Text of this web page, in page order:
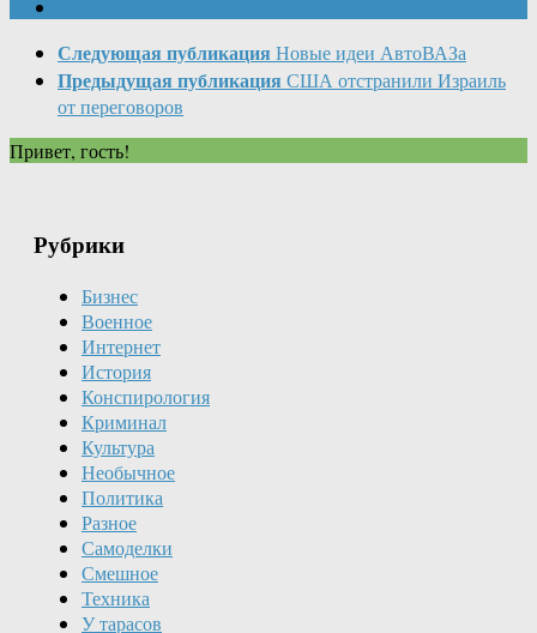
Следующая публикация Новые идеи АвтоВАЗа
Предыдущая публикация США отстранили Израиль
от переговоров
Привет, гость!
Рубрики
Бизнес
Военное
Интернет
История
Конспирология
Криминал
Культура
Необычное
Политика
Разное
Самоделки
Смешное
Техника
У тарасов